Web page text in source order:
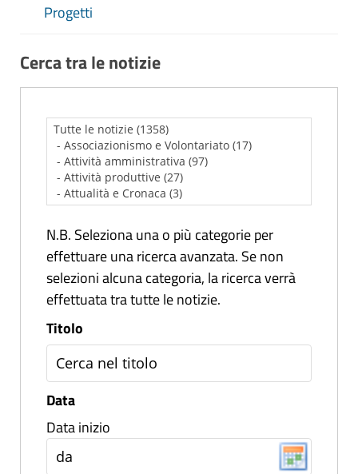
Progetti
Cerca tra le notizie
N.B. Seleziona una o più categorie per
effettuare una ricerca avanzata. Se non
selezioni alcuna categoria, la ricerca verrà
effettuata tra tutte le notizie.
Titolo
Data
Data inizio